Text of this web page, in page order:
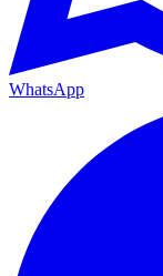
WhatsApp